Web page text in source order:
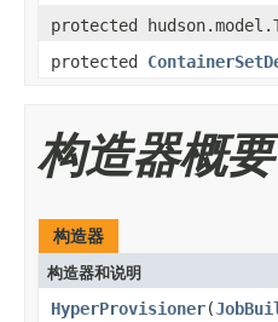
protected
protected
构造器概要
构造器
构造器和说明
HyperProvisioner(